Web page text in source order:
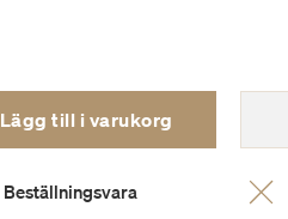
Lägg till i varukorg
Beställningsvara